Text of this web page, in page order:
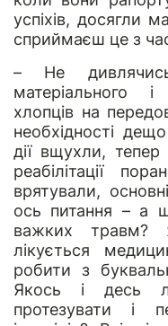
успіхів, досягли
сприймаєш це з
– Не
матеріального і
хлопців на
необхідності
дії вщухли,
реабілітації
врятували,
ось питання – а
важких
лікується
робити з
Якось і десь
протезувати і